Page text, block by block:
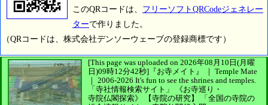
このQRコードは、 フリーソフトQRCodeジェネレー
ターで作りました。
（QRコードは、株式会社デンソーウェーブの登録商標です）
[This page was uploaded on 2026年08月10日(月曜
日)09時12分42秒] 『お寺メイト』 ｜ Temple Mate
｜ 2006-2026 It's fun to see the shrines and temples.
「寺社情報検索サイト」
《お寺巡り・
寺院仏閣探索》
【寺院の研究】
「全国の寺院の